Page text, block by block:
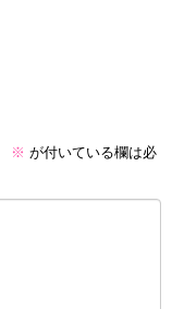
※ が付いている欄は必